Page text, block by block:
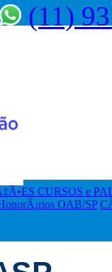
(11)
CURSOS e
OAB/SP